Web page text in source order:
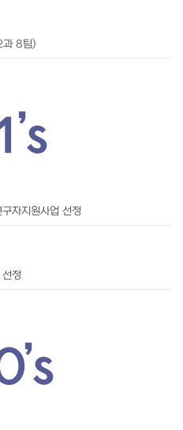
과 8팀)
자지원사업 선정
정